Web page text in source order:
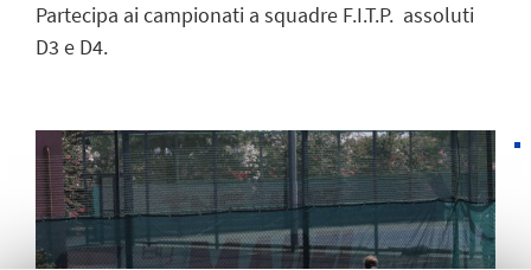
Partecipa ai campionati a squadre F.I.T.P. assoluti
D3 e D4.